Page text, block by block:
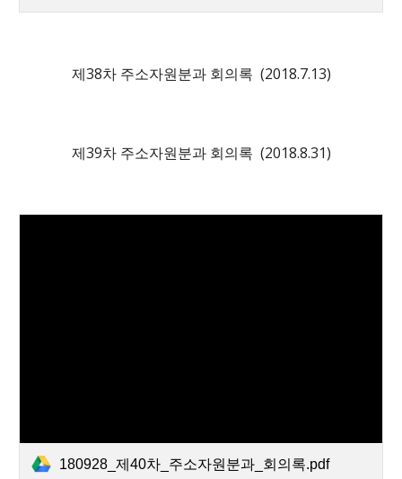
제38차 주소자원분과 회의록 (2018.7.13)
제39차 주소자원분과 회의록 (2018.8.31)
180928_제40차_주소자원분과_회의록.pdf